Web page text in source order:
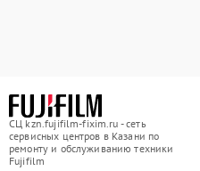
СЦ kzn.fujifilm-fixim.ru - сеть
сервисных центров в Казани по
ремонту и обслуживанию техники
Fujifilm